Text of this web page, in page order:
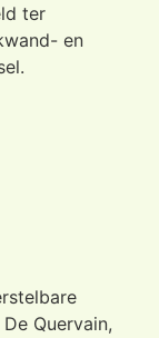
ter
en
Quervain,